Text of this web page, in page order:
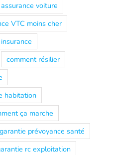
assurance voiture
VTC moins cher
comment résilier
habitation
ça marche
garantie prévoyance santé
rc exploitation